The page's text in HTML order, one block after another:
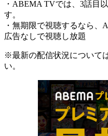
・ABEMA TVでは、3話目
す。
・無期限で視聴するなら、
広告なしで視聴し放題
※最新の配信状況について
い。